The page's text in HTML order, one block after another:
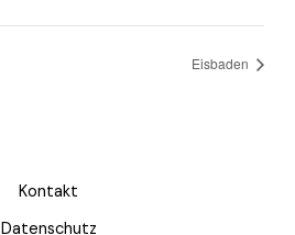
Eisbaden
Kontakt
Datenschutz